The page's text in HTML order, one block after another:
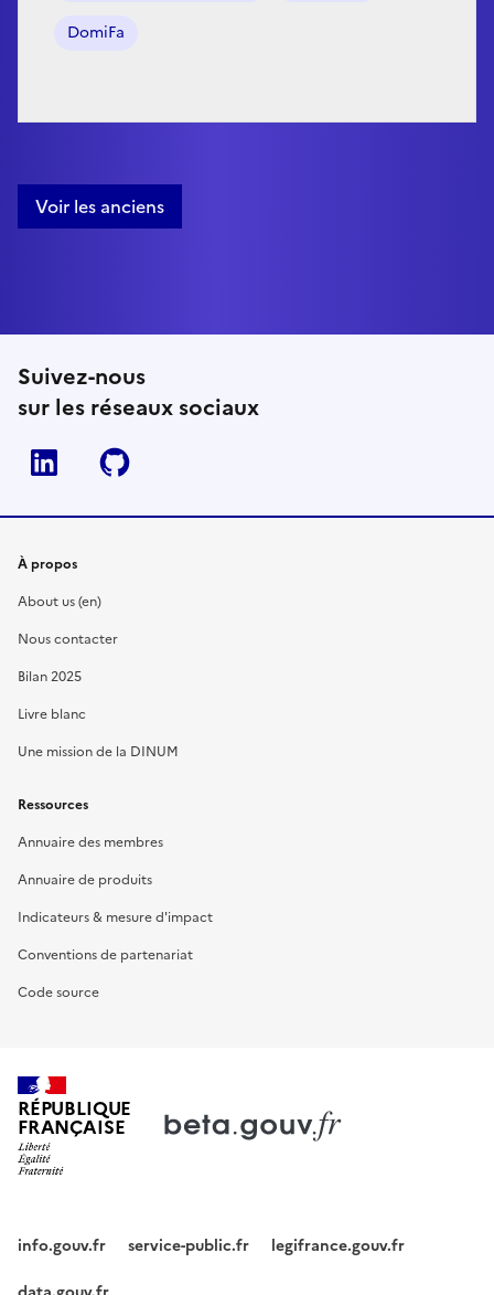
DomiFa
Voir les anciens
Suivez-nous
sur les réseaux sociaux
Linkedin
À propos
About us (en)
Nous contacter
Bilan 2025
Livre blanc
Une mission de la DINUM
Ressources
Annuaire des membres
Annuaire de produits
Indicateurs & mesure d'impact
Conventions de partenariat
Code source
RÉPUBLIQUE
FRANÇAISE
info.gouv.fr service-public.fr
legifrance.gouv.fr